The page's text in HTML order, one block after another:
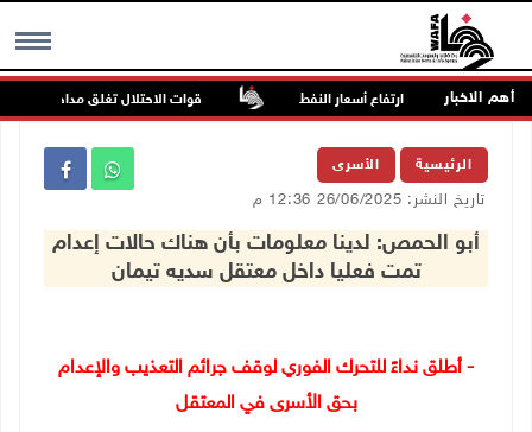
MENU أهم الاخبار ارتفاع أسعار النفط قوات الاحتلال تغلق مداخل يعبد
الرئيسية الأسرى
تاريخ النشر: 26/06/2025 12:36 م
أبو الحمص: لدينا معلومات بأن هناك حالات إعدام
تمت فعليا داخل معتقل سديه تيمان
- أطلق نداءً للتحرك الفوري لوقف جرائم التعذيب والإعدام
بحق الأسرى في المعتقل